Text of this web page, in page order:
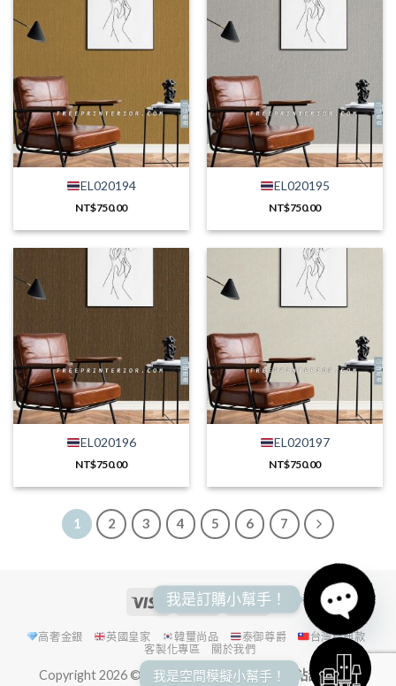
EL020194
NT$750.00
EL020195
NT$750.00
EL020196
NT$750.00
EL020197
NT$750.00
1 2 3 4 5 6 7
高奢金銀 英國皇家 韓璽尚品 泰御尊爵
台灣經典款
客製化專區
關於我們
Copyright 2026 © 進詠實業股份有限公司 本網站部分圖像
我是空間模擬小幫手！
我是訂購小幫手！
OPEN